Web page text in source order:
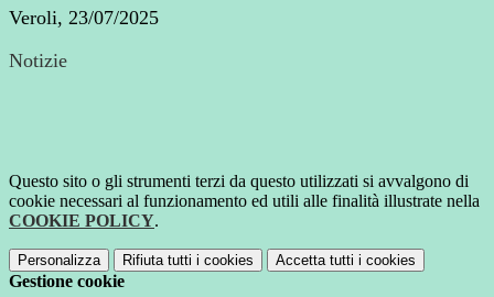
Veroli, 23/07/2025
Notizie
Questo sito o gli strumenti terzi da questo utilizzati si avvalgono di
cookie necessari al funzionamento ed utili alle finalità illustrate nella
COOKIE POLICY.
Personalizza Rifiuta tutti i cookies Accetta tutti i cookies
Gestione cookie